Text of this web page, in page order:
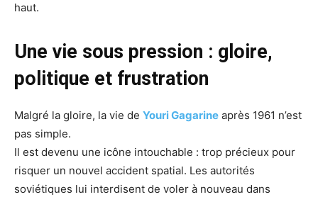
haut.
Une vie sous pression : gloire,
politique et frustration
Malgré la gloire, la vie de Youri Gagarine après 1961 n’est
pas simple.
Il est devenu une icône intouchable : trop précieux pour
risquer un nouvel accident spatial. Les autorités
soviétiques lui interdisent de voler à nouveau dans